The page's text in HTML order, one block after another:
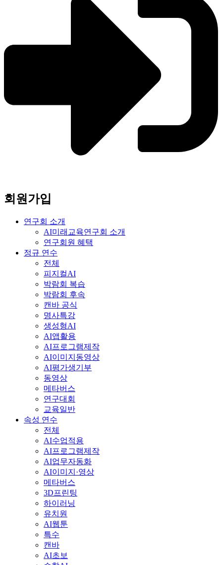
회원가입
연구회 소개
AI미래교육연구회 소개
연구회원 혜택
정규 연수
전체
피지컬AI
박람회 복습
박람회 후속
캔바 공식
명사특강
생성형AI
AI앱활용
AI프로그램제작
AI이미지동영상
AI평가생기부
동영상
메타버스
연구대회
교육일반
속성 연수
전체
AI수업적용
AI프로그램제작
AI업무자동화
AI이미지·영상
메타버스
3D프린팅
하이러닝
유치원
AI웹툰
특수
캔바
AI초보